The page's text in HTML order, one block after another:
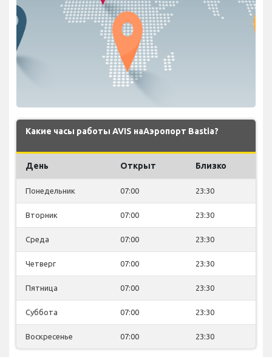
Какие часы работы AVIS наАэропорт Bastia?
День Открыт Близко
Понедельник 07:00 23:30
Вторник 07:00 23:30
Среда 07:00 23:30
Четверг 07:00 23:30
Пятница 07:00 23:30
Суббота 07:00 23:30
Воскресенье 07:00 23:30